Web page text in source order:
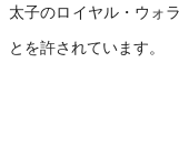
太子のロイヤル・ウォ
とを許されています。